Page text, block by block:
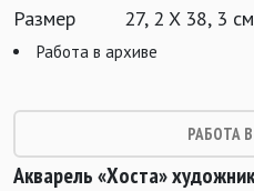
Размер
27, 2 X 38, 3 см
Работа в архиве
РАБОТА
Акварель «Хоста»